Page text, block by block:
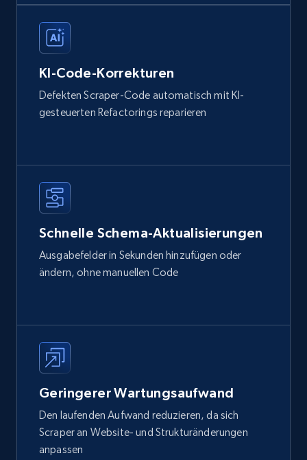
KI-Code-Korrekturen
Defekten Scraper-Code automatisch mit KI-
gesteuerten Refactorings reparieren
Schnelle Schema-Aktualisierungen
Ausgabefelder in Sekunden hinzufügen oder
ändern, ohne manuellen Code
Geringerer Wartungsaufwand
Den laufenden Aufwand reduzieren, da sich
Scraper an Website- und Strukturänderungen
anpassen